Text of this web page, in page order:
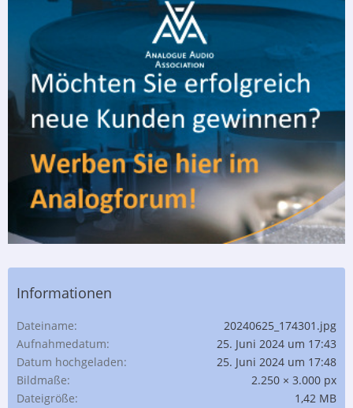
Informationen
Dateiname
20240625_174301.jpg
Aufnahmedatum
25. Juni 2024 um 17:43
Datum hochgeladen
25. Juni 2024 um 17:48
Bildmaße
2.250 × 3.000 px
Dateigröße
1,42 MB